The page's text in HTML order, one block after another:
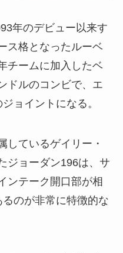
年のデビュー以来す
ス格となったルーベ
チームに加入したベ
ドルのコンビで、エ
ョイントになる。
しているゲイリー・
ジョーダン196は、サ
ンテーク開口部が相
のが非常に特徴的な